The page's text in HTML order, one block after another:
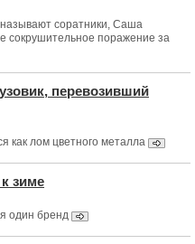
соратники, Саша
сокрушительное поражение за
перевозивший
как лом цветного металла
зиме
один бренд